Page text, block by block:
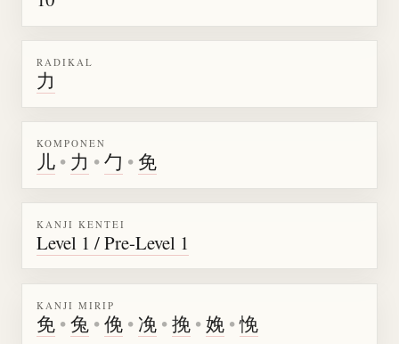
RADIKAL
力
KOMPONEN
儿 • 力 •勹 • 免
KANJI KENTEI
Level 1 / Pre-Level 1
KANJI MIRIP
免 •兔 •俛 • 凂 •挽 •娩 •悗